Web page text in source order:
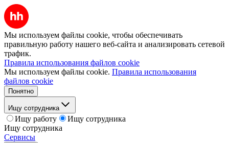
Мы используем файлы cookie, чтобы обеспечивать
правильную работу нашего веб-сайта и анализировать сетевой
трафик.
Правила использования файлов cookie
Мы используем файлы cookie. Правила использования
файлов cookie
Понятно
Ищу сотрудника
Ищу работу
Ищу сотрудника
Ищу сотрудника
Сервисы